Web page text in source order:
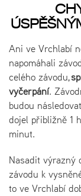
Ani ve Vrchlabí
napomáhali
celého závodu,
vyčerpání.
budou
dojel přibližně 1
minut.
Nasadit výrazný
závodu k
to ve Vrchlabí